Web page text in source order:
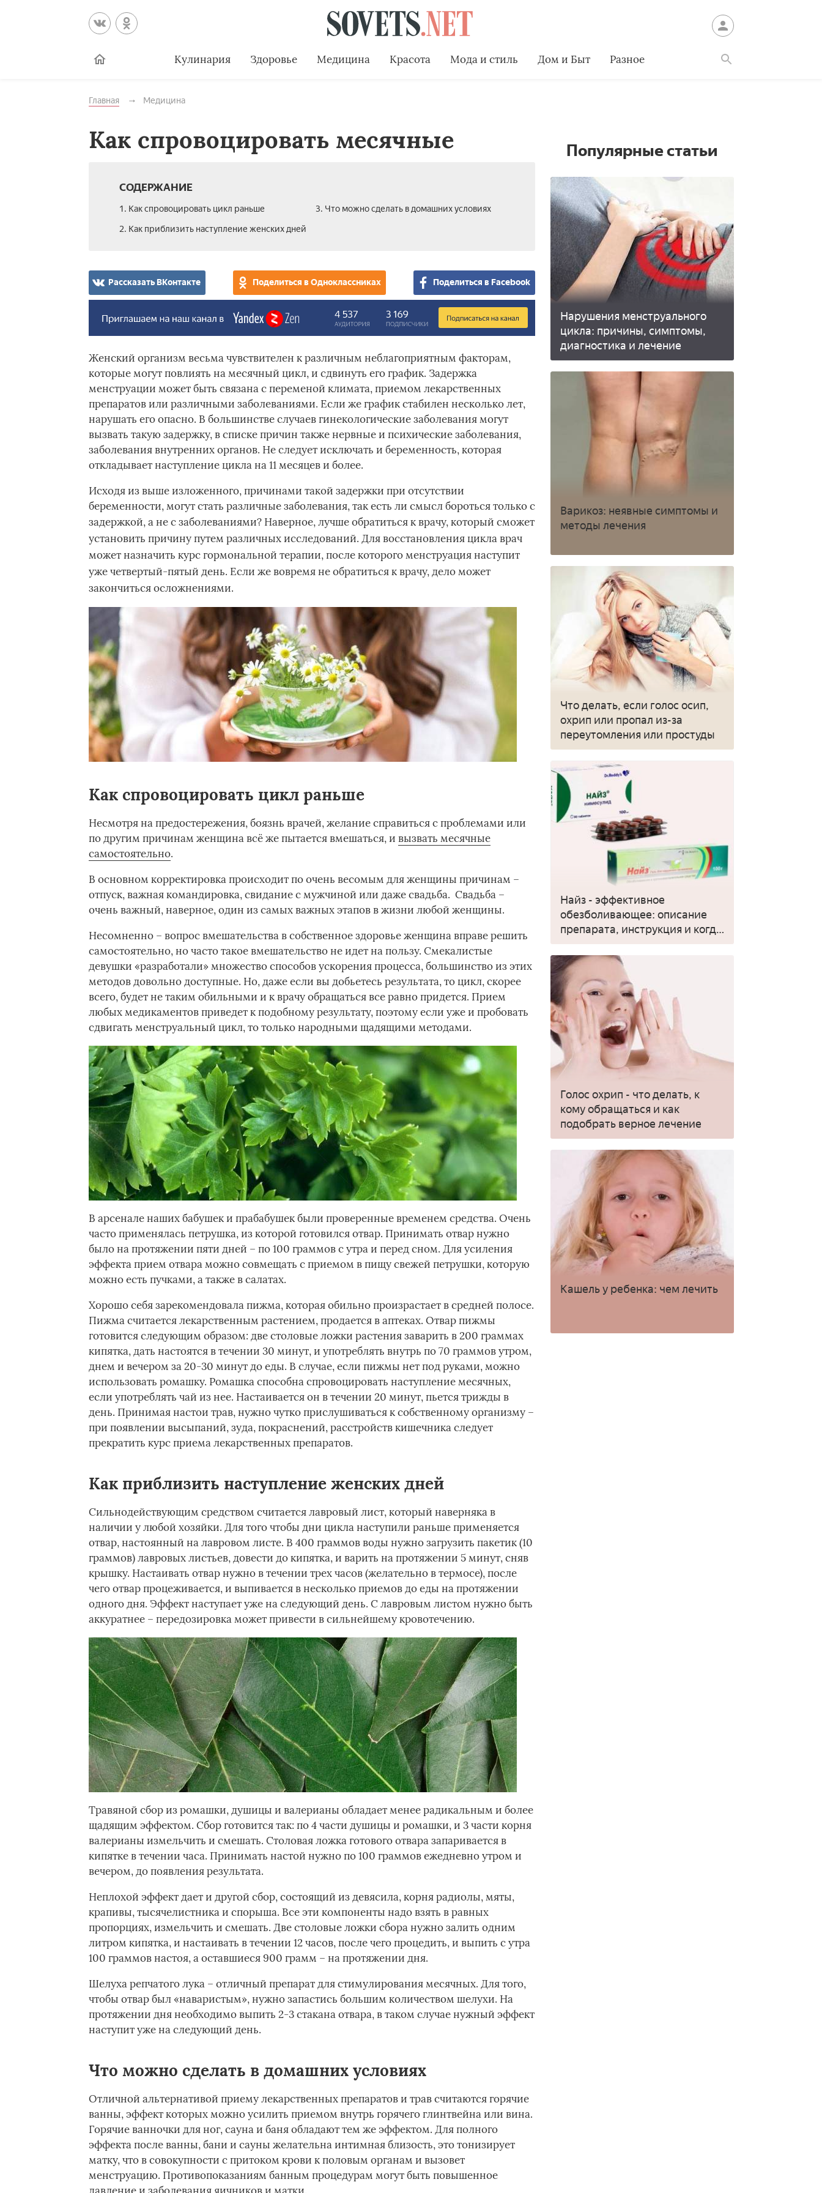
Кулинария Здоровье Медицина Красота Мода и стиль Дом и Быт Разное
Главная Медицина
Как спровоцировать месячные
СОДЕРЖАНИЕ
1. Как спровоцировать цикл раньше
2. Как приблизить наступление женских дней
3. Что можно сделать в домашних условиях
Рассказать ВКонтакте Поделиться в Одноклассниках Поделиться в Facebook
Женский организм весьма чувствителен к различным неблагоприятным факторам,
которые могут повлиять на месячный цикл, и сдвинуть его график. Задержка
менструации может быть связана с переменой климата, приемом лекарственных
препаратов или различными заболеваниями. Если же график стабилен несколько лет,
нарушать его опасно. В большинстве случаев гинекологические заболевания могут
вызвать такую задержку, в списке причин также нервные и психические заболевания,
заболевания внутренних органов. Не следует исключать и беременность, которая
откладывает наступление цикла на 11 месяцев и более.
Исходя из выше изложенного, причинами такой задержки при отсутствии
беременности, могут стать различные заболевания, так есть ли смысл бороться только с
задержкой, а не с заболеваниями? Наверное, лучше обратиться к врачу, который сможет
установить причину путем различных исследований. Для восстановления цикла врач
может назначить курс гормональной терапии, после которого менструация наступит
уже четвертый-пятый день. Если же вовремя не обратиться к врачу, дело может
закончиться осложнениями.
Как спровоцировать цикл раньше
Несмотря на предостережения, боязнь врачей, желание справиться с проблемами или
по другим причинам женщина всё же пытается вмешаться, и вызвать месячные
самостоятельно.
В основном корректировка происходит по очень весомым для женщины причинам –
отпуск, важная командировка, свидание с мужчиной или даже свадьба. Свадьба –
очень важный, наверное, один из самых важных этапов в жизни любой женщины.
Несомненно – вопрос вмешательства в собственное здоровье женщина вправе решить
самостоятельно, но часто такое вмешательство не идет на пользу. Смекалистые
девушки «разработали» множество способов ускорения процесса, большинство из этих
методов довольно доступные. Но, даже если вы добьетесь результата, то цикл, скорее
всего, будет не таким обильными и к врачу обращаться все равно придется. Прием
любых медикаментов приведет к подобному результату, поэтому если уже и пробовать
сдвигать менструальный цикл, то только народными щадящими методами.
В арсенале наших бабушек и прабабушек были проверенные временем средства. Очень
часто применялась петрушка, из которой готовился отвар. Принимать отвар нужно
было на протяжении пяти дней – по 100 граммов с утра и перед сном. Для усиления
эффекта прием отвара можно совмещать с приемом в пищу свежей петрушки, которую
можно есть пучками, а также в салатах.
Хорошо себя зарекомендовала пижма, которая обильно произрастает в средней полосе.
Пижма считается лекарственным растением, продается в аптеках. Отвар пижмы
готовится следующим образом: две столовые ложки растения заварить в 200 граммах
кипятка, дать настоятся в течении 30 минут, и употреблять внутрь по 70 граммов утром,
днем и вечером за 20-30 минут до еды. В случае, если пижмы нет под руками, можно
использовать ромашку. Ромашка способна спровоцировать наступление месячных,
если употреблять чай из нее. Настаивается он в течении 20 минут, пьется трижды в
день. Принимая настои трав, нужно чутко прислушиваться к собственному организму –
при появлении высыпаний, зуда, покраснений, расстройств кишечника следует
прекратить курс приема лекарственных препаратов.
Как приблизить наступление женских дней
Сильнодействующим средством считается лавровый лист, который наверняка в
наличии у любой хозяйки. Для того чтобы дни цикла наступили раньше применяется
отвар, настоянный на лавровом листе. В 400 граммов воды нужно загрузить пакетик (10
граммов) лавровых листьев, довести до кипятка, и варить на протяжении 5 минут, сняв
крышку. Настаивать отвар нужно в течении трех часов (желательно в термосе), после
чего отвар процеживается, и выпивается в несколько приемов до еды на протяжении
одного дня. Эффект наступает уже на следующий день. С лавровым листом нужно быть
аккуратнее – передозировка может привести в сильнейшему кровотечению.
Травяной сбор из ромашки, душицы и валерианы обладает менее радикальным и более
щадящим эффектом. Сбор готовится так: по 4 части душицы и ромашки, и 3 части корня
валерианы измельчить и смешать. Столовая ложка готового отвара запаривается в
кипятке в течении часа. Принимать настой нужно по 100 граммов ежедневно утром и
вечером, до появления результата.
Неплохой эффект дает и другой сбор, состоящий из девясила, корня радиолы, мяты,
крапивы, тысячелистника и спорыша. Все эти компоненты надо взять в равных
пропорциях, измельчить и смешать. Две столовые ложки сбора нужно залить одним
литром кипятка, и настаивать в течении 12 часов, после чего процедить, и выпить с утра
100 граммов настоя, а оставшиеся 900 грамм – на протяжении дня.
Шелуха репчатого лука – отличный препарат для стимулирования месячных. Для того,
чтобы отвар был «наваристым», нужно запастись большим количеством шелухи. На
протяжении дня необходимо выпить 2-3 стакана отвара, в таком случае нужный эффект
наступит уже на следующий день.
Что можно сделать в домашних условиях
Отличной альтернативой приему лекарственных препаратов и трав считаются горячие
ванны, эффект которых можно усилить приемом внутрь горячего глинтвейна или вина.
Горячие ванночки для ног, сауна и баня обладают тем же эффектом. Для полного
эффекта после ванны, бани и сауны желательна интимная близость, это тонизирует
матку, что в совокупности с притоком крови к половым органам и вызовет
менструацию. Противопоказаниям банным процедурам могут быть повышенное
Популярные статьи
Нарушения менструального
цикла: причины, симптомы,
диагностика и лечение
Варикоз: неявные симптомы и
методы лечения
Что делать, если голос осип,
охрип или пропал из-за
переутомления или простуды
Найз - эффективное
обезболивающее: описание
препарата, инструкция и когда
применять
Голос охрип - что делать, к
кому обращаться и как
подобрать верное лечение
Кашель у ребенка: чем лечить